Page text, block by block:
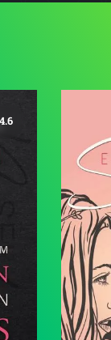
4.6